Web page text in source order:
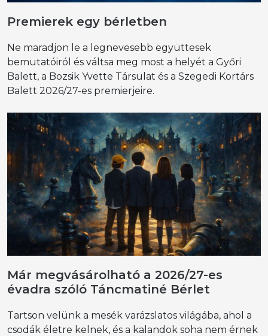
Premierek egy bérletben
Ne maradjon le a legnevesebb együttesek
bemutatóiról és váltsa meg most a helyét a Győri
Balett, a Bozsik Yvette Társulat és a Szegedi Kortárs
Balett 2026/27-es premierjeire.
Már megvásárolható a 2026/27-es
évadra szóló Táncmatiné Bérlet
Tartson velünk a mesék varázslatos világába, ahol a
csodák életre kelnek, és a kalandok soha nem érnek